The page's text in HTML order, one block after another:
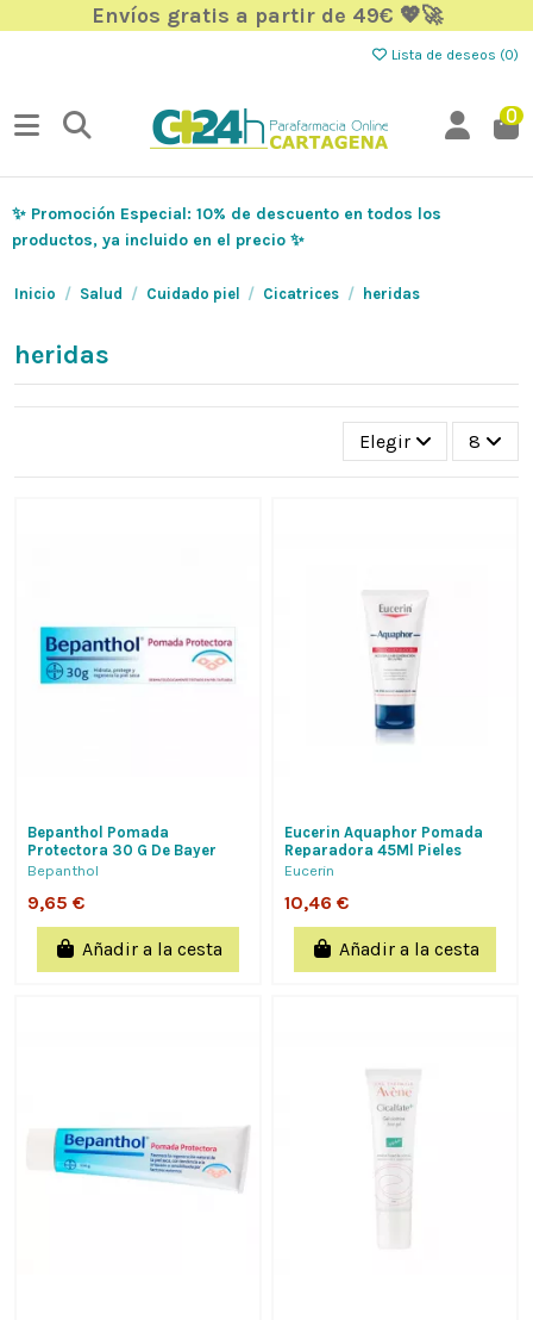
Envíos gratis a partir de 49€ 💖🚀
Lista de deseos (0)
0
✨ Promoción Especial: 10% de descuento en todos los
productos, ya incluido en el precio ✨
Inicio Salud Cuidado piel Cicatrices heridas
heridas
Elegir 8
Bepanthol Pomada
Protectora 30 G De Bayer
Hispania Hidrata Protege Y
Bepanthol
9,65 €
Añadir a la cesta
Eucerin Aquaphor Pomada
Reparadora 45Ml Pieles
Extremadamente Secas
Eucerin
10,46 €
Añadir a la cesta